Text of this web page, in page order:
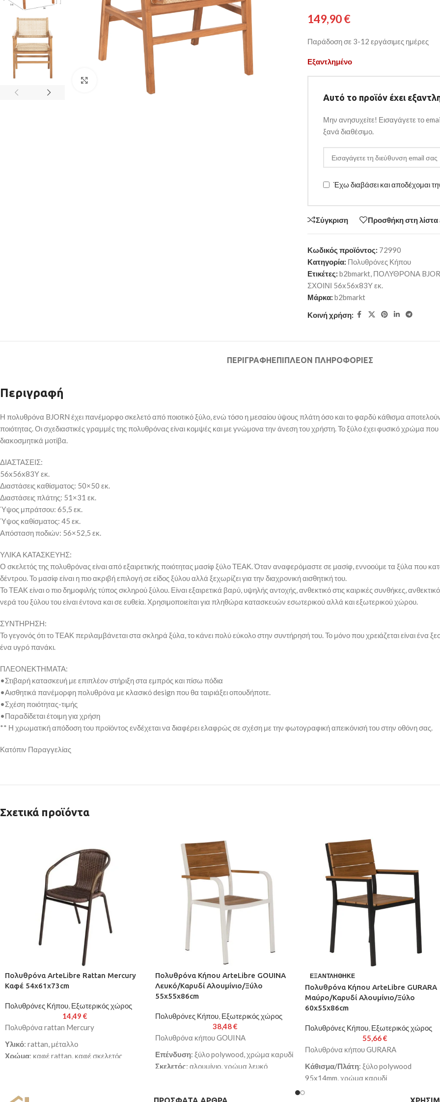
Κάντε κλικ για μεγέθυνση
149,90€
Παράδοση σε 3-12 εργάσιμες ημέρες
Εξαντλημένο
Αυτό το προϊόν έχει
Μην ανησυχείτε! Εισαγάγετε το
ξανά διαθέσιμο.
Έχω διαβάσει και αποδέχομαι
Σύγκριση Προσθήκη στη λίστα
Κωδικός προϊόντος: 72990
Κατηγορία: Πολυθρόνες Κήπου
Ετικέτες: b2bmarkt, ΠΟΛΥΘΡΟΝΑ
ΣΧΟΙΝΙ 56x56x83Υ εκ.
Μάρκα: b2bmarkt
Κοινή χρήση:
ΠΕΡΙΓΡΑΦΉΕΠΙΠΛΈΟΝ ΠΛΗΡΟΦΟΡΊΕΣ
Περιγραφή
Η πολυθρόνα BJORN έχει πανέμορφο σκελετό από ποιοτικό ξύλο, ενώ τόσο η μεσαίου ύψους πλάτη όσο και το φαρδύ κάθισμα
ποιότητας. Οι σχεδιαστικές γραμμές της πολυθρόνας είναι κομψές και με γνώμονα την άνεση του χρήστη. Το ξύλο έχει φυσικό χρώμα
διακοσμητικά μοτίβα.
ΔΙΑΣΤΑΣΕΙΣ:
56x56x83Υ εκ.
Διαστάσεις καθίσματος: 50×50 εκ.
Διαστάσεις πλάτης: 51×31 εκ.
Ύψος μπράτσου: 65,5 εκ.
Ύψος καθίσματος: 45 εκ.
Απόσταση ποδιών: 56×52,5 εκ.
ΥΛΙΚΑ ΚΑΤΑΣΚΕΥΗΣ:
Ο σκελετός της πολυθρόνας είναι από εξαιρετικής ποιότητας μασίφ ξύλο ΤΕΑΚ. Όταν αναφερόμαστε σε μασίφ, εννοούμε τα ξύλα που
δέντρου. Το μασίφ είναι η πιο ακριβή επιλογή σε είδος ξύλου αλλά ξεχωρίζει για την διαχρονική αισθητική του.
Το ΤΕΑΚ είναι ο πιο δημοφιλής τύπος σκληρού ξύλου. Είναι εξαιρετικά βαρύ, υψηλής αντοχής, ανθεκτικό στις καιρικές συνθήκες,
νερά του ξύλου του είναι έντονα και σε ευθεία. Χρησιμοποιείται για πληθώρα κατασκευών εσωτερικού αλλά και εξωτερικού χώρου.
ΣΥΝΤΗΡΗΣΗ:
Το γεγονός ότι το ΤΕΑΚ περιλαμβάνεται στα σκληρά ξύλα, το κάνει πολύ εύκολο στην συντήρησή του. Το μόνο που χρειάζεται είναι ένα
ένα υγρό πανάκι.
ΠΛΕΟΝΕΚΤΗΜΑΤΑ:
•Στιβαρή κατασκευή με επιπλέον στήριξη στα εμπρός και πίσω πόδια
•Αισθητικά πανέμορφη πολυθρόνα με κλασικό design που θα ταιριάξει οπουδήποτε.
•Σχέση ποιότητας-τιμής
•Παραδίδεται έτοιμη για χρήση
** Η χρωματική απόδοση του προϊόντος ενδέχεται να διαφέρει ελαφρώς σε σχέση με την φωτογραφική απεικόνισή του στην οθόνη σας.
Κατόπιν Παραγγελίας
Σχετικά προϊόντα
Πολυθρόνα ArteLibre Rattan Mercury
Καφέ 54x61x73cm
Πολυθρόνες Κήπου, Εξωτερικός χώρος
14,49€
Πολυθρόνα rattan Mercury
Υλικό: rattan, μέταλλο
Χρώμα: καφέ rattan, καφέ σκελετός
Πολυθρόνα Κήπου ArteLibre GOUINA
Λευκό/Καρυδί Αλουμίνιο/Ξύλο
55x55x86cm
Πολυθρόνες Κήπου, Εξωτερικός χώρος
38,48€
Πολυθρόνα κήπου GOUINA
Επένδυση: ξύλο polywood, χρώμα καρυδί
Σκελετός: αλουμίνιο, χρώμα λευκό
ΕΞΑΝΤΛΉΘΗΚΕ
Πολυθρόνα Κήπου ArteLibre GURARA
Μαύρο/Καρυδί Αλουμίνιο/Ξύλο
60x55x86cm
Πολυθρόνες Κήπου, Εξωτερικός χώρος
55,66€
Πολυθρόνα κήπου GURARA
Κάθισμα/Πλάτη: ξύλο polywood
95x14mm, χρώμα καρυδί